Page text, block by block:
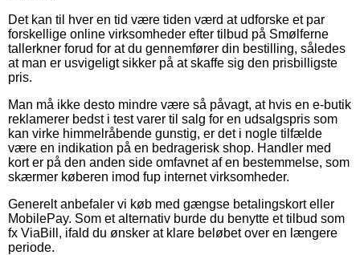
Det kan til hver en tid være tiden værd at udforske et par
forskellige online virksomheder efter tilbud på Smølferne
tallerkner forud for at du gennemfører din bestilling, således
at man er usvigeligt sikker på at skaffe sig den prisbilligste
pris.
Man må ikke desto mindre være så påvagt, at hvis en e-butik
reklamerer bedst i test varer til salg for en udsalgspris som
kan virke himmelråbende gunstig, er det i nogle tilfælde
være en indikation på en bedragerisk shop. Handler med
kort er på den anden side omfavnet af en bestemmelse, som
skærmer køberen imod fup internet virksomheder.
Generelt anbefaler vi køb med gængse betalingskort eller
MobilePay. Som et alternativ burde du benytte et tilbud som
fx ViaBill, ifald du ønsker at klare beløbet over en længere
periode.